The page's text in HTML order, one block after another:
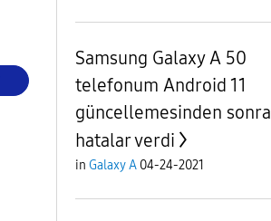
Samsung Galaxy A 50
telefonum Android 11
güncellemesinden sonra
hatalar verdi
in Galaxy A 04-24-2021